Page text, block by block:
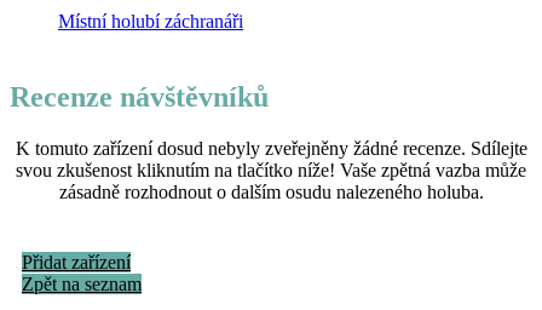
Místní holubí záchranáři
Recenze návštěvníků
K tomuto zařízení dosud nebyly zveřejněny žádné recenze. Sdílejte
svou zkušenost kliknutím na tlačítko níže! Vaše zpětná vazba může
zásadně rozhodnout o dalším osudu nalezeného holuba.
Přidat zařízení
Zpět na seznam